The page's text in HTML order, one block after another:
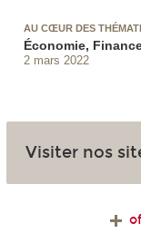
AU CŒUR DES
Économie,
2 mars 2022
Visiter nos